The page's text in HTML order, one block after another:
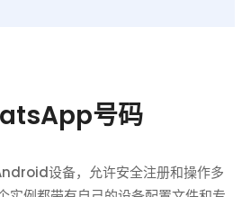
号码
设备，允许安全注册和操作多